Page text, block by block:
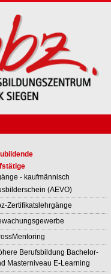
- kaufmännisch
(AEVO)
Zertifikatslehrgänge
Berufsbildung Bachelor-
Masterniveau E-Learning